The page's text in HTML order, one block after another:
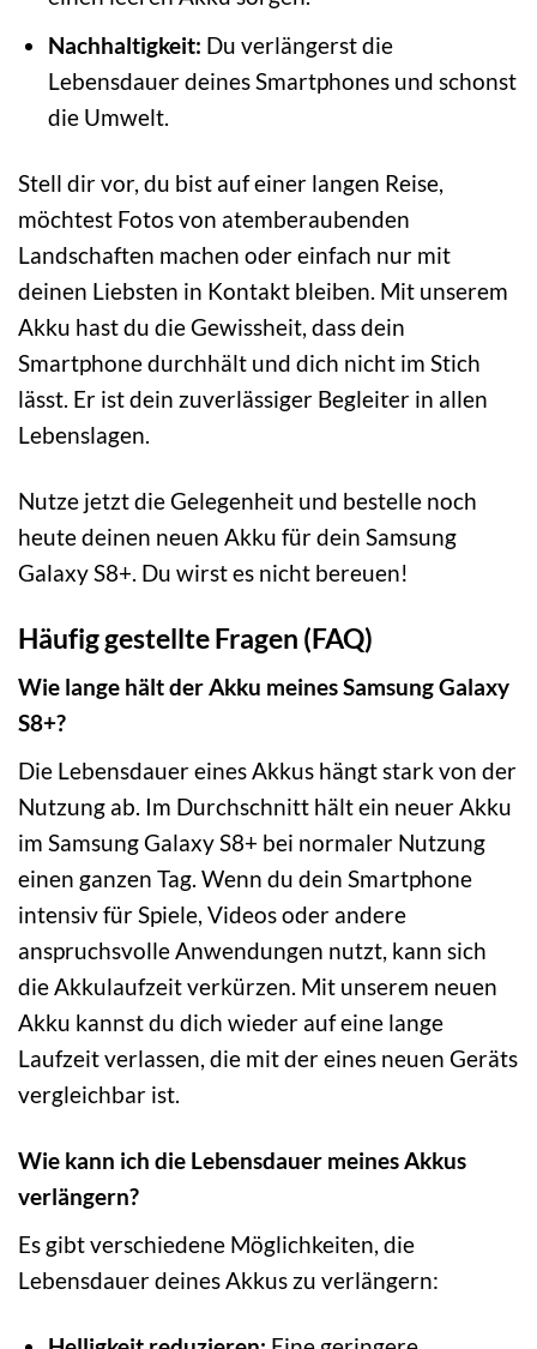
Nachhaltigkeit: Du verlängerst die
Lebensdauer deines Smartphones und schonst
die Umwelt.
Stell dir vor, du bist auf einer langen Reise,
möchtest Fotos von atemberaubenden
Landschaften machen oder einfach nur mit
deinen Liebsten in Kontakt bleiben. Mit unserem
Akku hast du die Gewissheit, dass dein
Smartphone durchhält und dich nicht im Stich
lässt. Er ist dein zuverlässiger Begleiter in allen
Lebenslagen.
Nutze jetzt die Gelegenheit und bestelle noch
heute deinen neuen Akku für dein Samsung
Galaxy S8+. Du wirst es nicht bereuen!
Häufig gestellte Fragen (FAQ)
Wie lange hält der Akku meines Samsung Galaxy
S8+?
Die Lebensdauer eines Akkus hängt stark von der
Nutzung ab. Im Durchschnitt hält ein neuer Akku
im Samsung Galaxy S8+ bei normaler Nutzung
einen ganzen Tag. Wenn du dein Smartphone
intensiv für Spiele, Videos oder andere
anspruchsvolle Anwendungen nutzt, kann sich
die Akkulaufzeit verkürzen. Mit unserem neuen
Akku kannst du dich wieder auf eine lange
Laufzeit verlassen, die mit der eines neuen Geräts
vergleichbar ist.
Wie kann ich die Lebensdauer meines Akkus
verlängern?
Es gibt verschiedene Möglichkeiten, die
Lebensdauer deines Akkus zu verlängern: